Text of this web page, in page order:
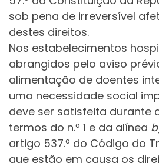
sob pena de irreversível
destes direitos.
Nos estabelecimentos
abrangidos pelo aviso
alimentação de doentes
uma necessidade social
deve ser satisfeita durante
termos do n.º 1 e da alínea
artigo 537.º do Código do
que estão em causa os